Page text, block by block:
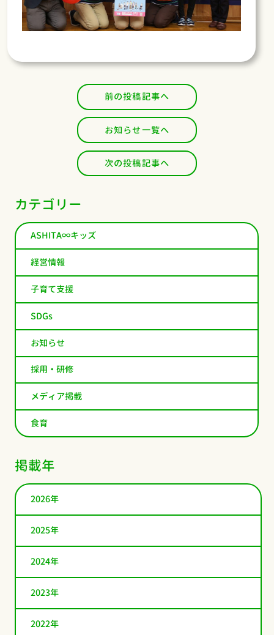
前の投稿記事へ
お知らせ一覧へ
次の投稿記事へ
カテゴリー
ASHITA∞キッズ
経営情報
子育て支援
SDGs
お知らせ
採用・研修
メディア掲載
食育
掲載年
2026年
2025年
2024年
2023年
2022年